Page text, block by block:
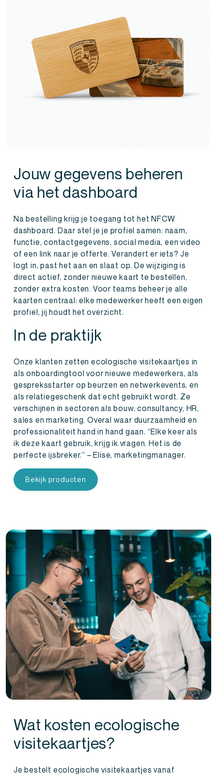
Jouw gegevens beheren
via het dashboard
Na bestelling krijg je toegang tot het NFCW
dashboard. Daar stel je je profiel samen: naam,
functie, contactgegevens, social media, een video
of een link naar je offerte. Verandert er iets? Je
logt in, past het aan en slaat op. De wijziging is
direct actief, zonder nieuwe kaart te bestellen,
zonder extra kosten. Voor teams beheer je alle
kaarten centraal: elke medewerker heeft een eigen
profiel, jij houdt het overzicht.
In de praktijk
Onze klanten zetten ecologische visitekaartjes in
als onboardingtool voor nieuwe medewerkers, als
gespreksstarter op beurzen en netwerkevents, en
als relatiegeschenk dat echt gebruikt wordt. Ze
verschijnen in sectoren als bouw, consultancy, HR,
sales en marketing. Overal waar duurzaamheid en
professionaliteit hand in hand gaan. “Elke keer als
ik deze kaart gebruik, krijg ik vragen. Het is de
perfecte ijsbreker.” – Elise, marketingmanager.
Bekijk producten
Wat kosten ecologische
visitekaartjes?
Je bestelt ecologische visitekaartjes vanaf